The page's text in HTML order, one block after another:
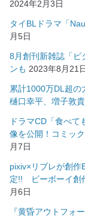
2024年2月3日
タイBLドラマ「
月5日
8月創刊新雑誌「ピ
ンも 2023年8月21
累計1000万DL超の
樋口幸平、増子敦
ドラマCD「食べ
像を公開！コミッ
月7日
pixiv×リブレが創
定!! ビーボーイ創
月6日
『黄昏アウトフォ